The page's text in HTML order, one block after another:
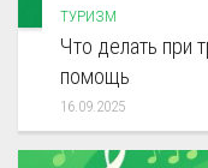
ТУРИЗМ
Что делать при
помощь
16.09.2025